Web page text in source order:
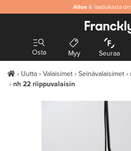
Aitoa & laadukasta
Osta Myy Seuraa
Uutta Valaisimet Seinävalaisimet
nh 22 riippuvalaisin